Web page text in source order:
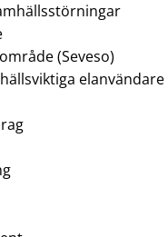
(Seveso)
elanvändare